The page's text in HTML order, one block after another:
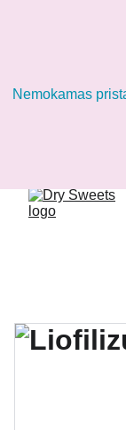
Nemokamas